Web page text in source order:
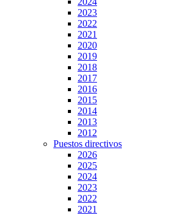
2023
2022
2021
2020
2019
2018
2017
2016
2015
2014
2013
2012
Puestos directivos
2026
2025
2024
2023
2022
2021